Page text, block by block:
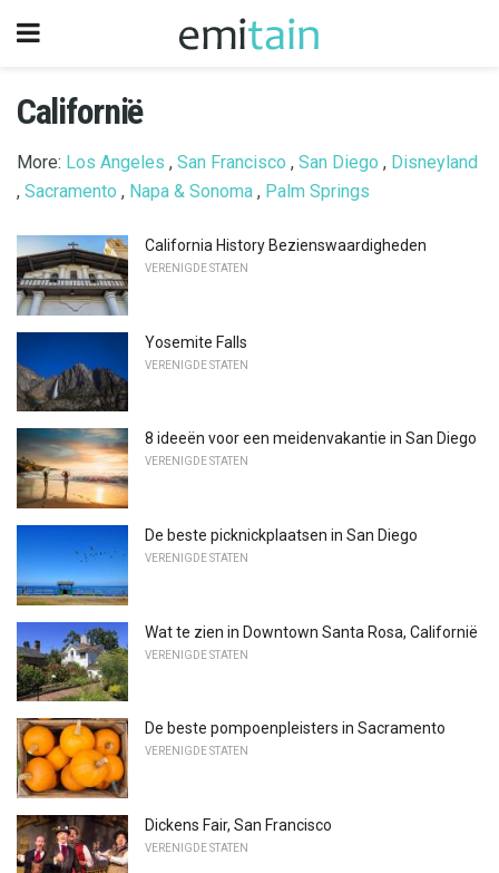
Californië
More: Los Angeles , San Francisco , San Diego , Disneyland
, Sacramento , Napa & Sonoma , Palm Springs
California History Bezienswaardigheden
VERENIGDE STATEN
Yosemite Falls
VERENIGDE STATEN
8 ideeën voor een meidenvakantie in San Diego
VERENIGDE STATEN
De beste picknickplaatsen in San Diego
VERENIGDE STATEN
Wat te zien in Downtown Santa Rosa, Californië
VERENIGDE STATEN
De beste pompoenpleisters in Sacramento
VERENIGDE STATEN
Dickens Fair, San Francisco
VERENIGDE STATEN